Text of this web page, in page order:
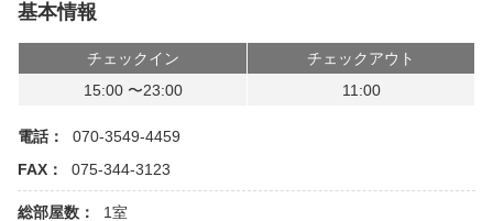
基本情報
チェックイン
チェックアウト
15:00 〜23:00
11:00
電話：
070-3549-4459
FAX：
075-344-3123
総部屋数： 1室